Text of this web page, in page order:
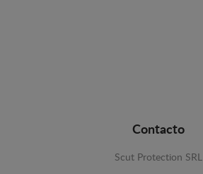
Contacto
Scut Protection SRL